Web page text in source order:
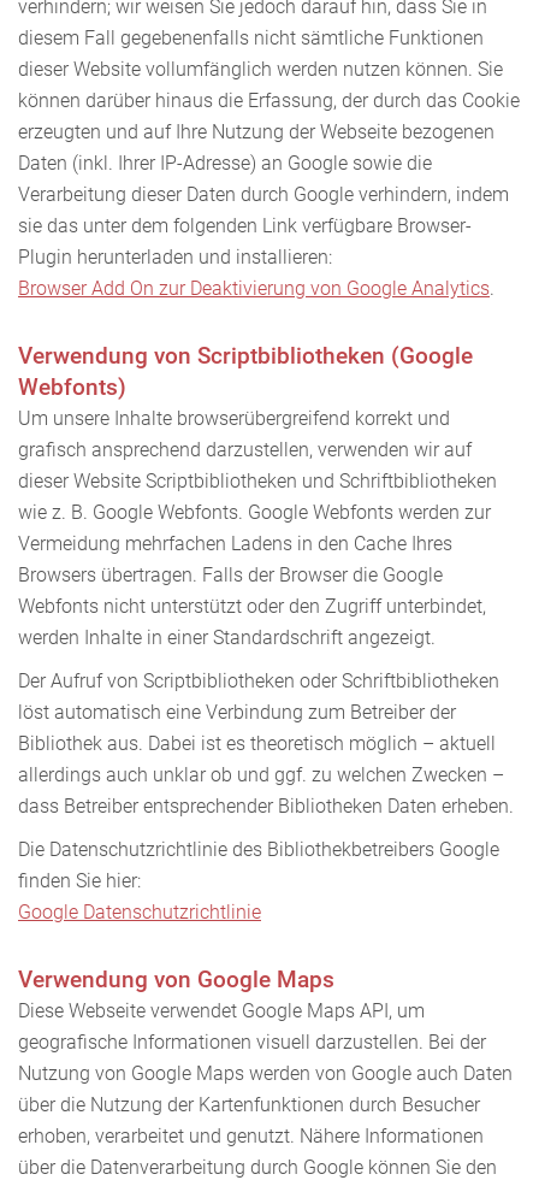
verhindern; wir weisen Sie jedoch darauf hin, dass Sie in
diesem Fall gegebenenfalls nicht sämtliche Funktionen
dieser Website vollumfänglich werden nutzen können. Sie
können darüber hinaus die Erfassung, der durch das Cookie
erzeugten und auf Ihre Nutzung der Webseite bezogenen
Daten (inkl. Ihrer IP-Adresse) an Google sowie die
Verarbeitung dieser Daten durch Google verhindern, indem
sie das unter dem folgenden Link verfügbare Browser-
Plugin herunterladen und installieren:
Browser Add On zur Deaktivierung von Google Analytics.
Verwendung von Scriptbibliotheken (Google
Webfonts)
Um unsere Inhalte browserübergreifend korrekt und
grafisch ansprechend darzustellen, verwenden wir auf
dieser Website Scriptbibliotheken und Schriftbibliotheken
wie z. B. Google Webfonts. Google Webfonts werden zur
Vermeidung mehrfachen Ladens in den Cache Ihres
Browsers übertragen. Falls der Browser die Google
Webfonts nicht unterstützt oder den Zugriff unterbindet,
werden Inhalte in einer Standardschrift angezeigt.
Der Aufruf von Scriptbibliotheken oder Schriftbibliotheken
löst automatisch eine Verbindung zum Betreiber der
Bibliothek aus. Dabei ist es theoretisch möglich – aktuell
allerdings auch unklar ob und ggf. zu welchen Zwecken –
dass Betreiber entsprechender Bibliotheken Daten erheben.
Die Datenschutzrichtlinie des Bibliothekbetreibers Google
finden Sie hier:
Google Datenschutzrichtlinie
Verwendung von Google Maps
Diese Webseite verwendet Google Maps API, um
geografische Informationen visuell darzustellen. Bei der
Nutzung von Google Maps werden von Google auch Daten
über die Nutzung der Kartenfunktionen durch Besucher
erhoben, verarbeitet und genutzt. Nähere Informationen
über die Datenverarbeitung durch Google können Sie den